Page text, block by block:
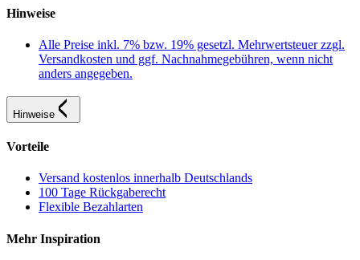
Hinweise
Alle Preise inkl. 7% bzw. 19% gesetzl. Mehrwertsteuer zzgl.
Versandkosten und ggf. Nachnahmegebühren, wenn nicht
anders angegeben.
Hinweise
Vorteile
Versand kostenlos innerhalb Deutschlands
100 Tage Rückgaberecht
Flexible Bezahlarten
Mehr Inspiration